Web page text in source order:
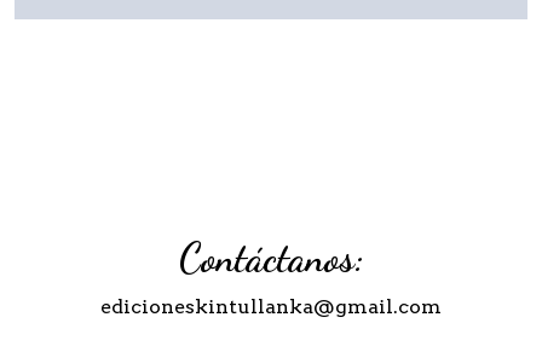
Contáctanos:
edicioneskintullanka@gmail.com